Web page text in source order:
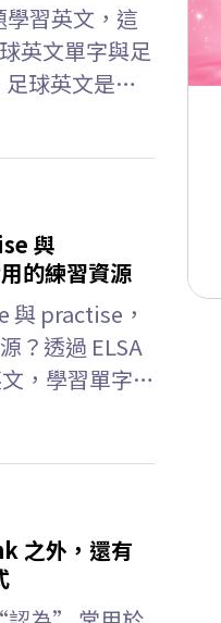
習英文，這
英文單字與足
球英文是
多數國家對足
與
的練習資源
與 practise，
？透過 ELSA
，學習單字、
練習英文app
之外，還有